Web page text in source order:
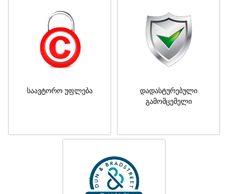
საავტორო უფლება
დადასტურებული
გამომცემელი